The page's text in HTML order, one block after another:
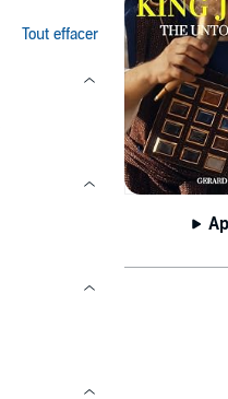
Tout effacer